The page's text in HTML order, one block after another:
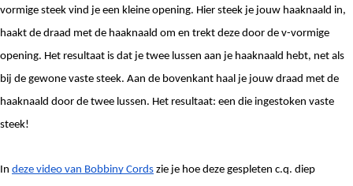
vormige steek vind je een kleine opening. Hier steek je jouw haaknaald in,
haakt de draad met de haaknaald om en trekt deze door de v-vormige
opening. Het resultaat is dat je twee lussen aan je haaknaald hebt, net als
bij de gewone vaste steek. Aan de bovenkant haal je jouw draad met de
haaknaald door de twee lussen. Het resultaat: een die ingestoken vaste
steek!
In deze video van Bobbiny Cords zie je hoe deze gespleten c.q. diep